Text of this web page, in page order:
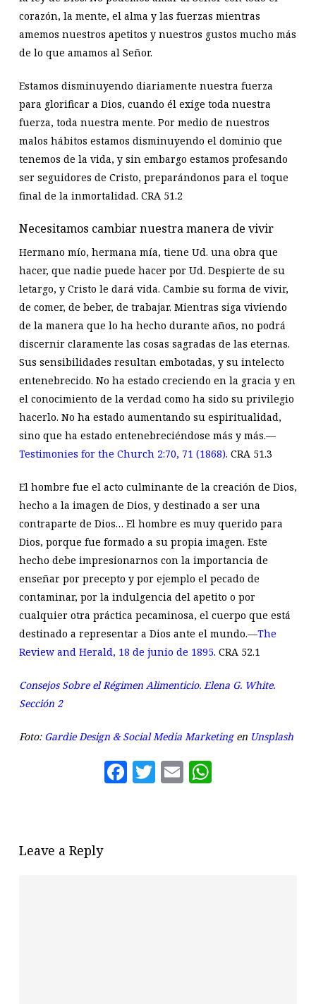
corazón, la mente, el alma y las fuerzas mientras
amemos nuestros apetitos y nuestros gustos mucho más
de lo que amamos al Señor.
Estamos disminuyendo diariamente nuestra fuerza
para glorificar a Dios, cuando él exige toda nuestra
fuerza, toda nuestra mente. Por medio de nuestros
malos hábitos estamos disminuyendo el dominio que
tenemos de la vida, y sin embargo estamos profesando
ser seguidores de Cristo, preparándonos para el toque
final de la inmortalidad. CRA 51.2
Necesitamos cambiar nuestra manera de vivir
Hermano mío, hermana mía, tiene Ud. una obra que
hacer, que nadie puede hacer por Ud. Despierte de su
letargo, y Cristo le dará vida. Cambie su forma de vivir,
de comer, de beber, de trabajar. Mientras siga viviendo
de la manera que lo ha hecho durante años, no podrá
discernir claramente las cosas sagradas de las eternas.
Sus sensibilidades resultan embotadas, y su intelecto
entenebrecido. No ha estado creciendo en la gracia y en
el conocimiento de la verdad como ha sido su privilegio
hacerlo. No ha estado aumentando su espiritualidad,
sino que ha estado entenebreciéndose más y más.—
Testimonies for the Church 2:70, 71 (1868). CRA 51.3
El hombre fue el acto culminante de la creación de Dios,
hecho a la imagen de Dios, y destinado a ser una
contraparte de Dios… El hombre es muy querido para
Dios, porque fue formado a su propia imagen. Este
hecho debe impresionarnos con la importancia de
enseñar por precepto y por ejemplo el pecado de
contaminar, por la indulgencia del apetito o por
cualquier otra práctica pecaminosa, el cuerpo que está
destinado a representar a Dios ante el mundo.—The
Review and Herald, 18 de junio de 1895. CRA 52.1
Consejos Sobre el Régimen Alimenticio. Elena G. White.
Sección 2
Foto: Gardie Design & Social Media Marketingen Unsplash
Facebook
Twitter
Email
Leave a Reply